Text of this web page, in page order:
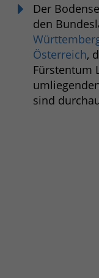
Der
den
Österreich,
Fürstentum
sind